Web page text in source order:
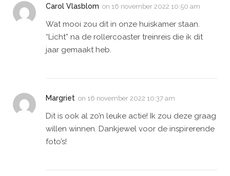
Carol Vlasblom on 16 november 2022 10:50 am
Wat mooi zou dit in onze huiskamer staan.
“Licht” na de rollercoaster treinreis die ik dit
jaar gemaakt heb.
Margriet on 16 november 2022 10:37 am
Dit is ook al zo’n leuke actie! Ik zou deze graag
willen winnen. Dankjewel voor de inspirerende
foto’s!